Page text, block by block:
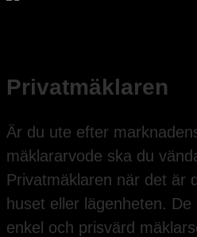
Privatmäklaren
Är du ute efter
mäklararvode ska du
Privatmäklaren när det är
huset eller lägenheten.
enkel och prisvärd